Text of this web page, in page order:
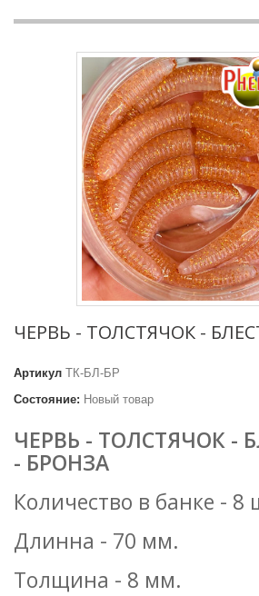
ЧЕРВЬ - ТОЛСТЯЧОК -
Артикул ТК-БЛ-БР
Состояние: Новый товар
ЧЕРВЬ - ТОЛСТЯЧОК -
- БРОНЗА
Количество в банке - 8
Длинна - 70 мм.
Толщина - 8 мм.